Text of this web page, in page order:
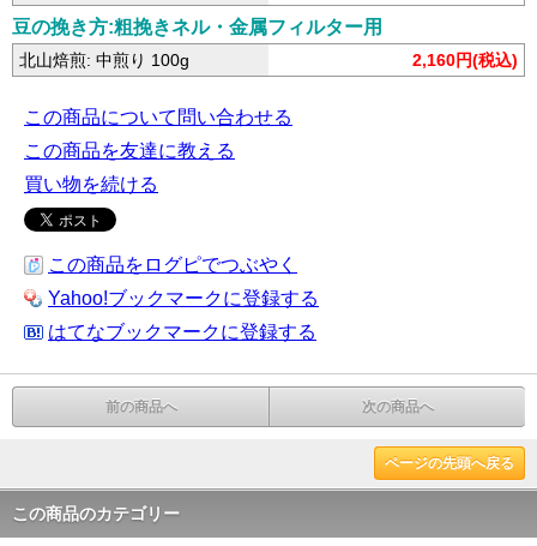
豆の挽き方:粗挽きネル・金属フィルター用
北山焙煎: 中煎り 100g 2,160円(税込)
この商品について問い合わせる
この商品を友達に教える
買い物を続ける
この商品をログピでつぶやく
Yahoo!ブックマークに登録する
はてなブックマークに登録する
前の商品へ 次の商品へ
ページの先頭へ戻る
この商品のカテゴリー